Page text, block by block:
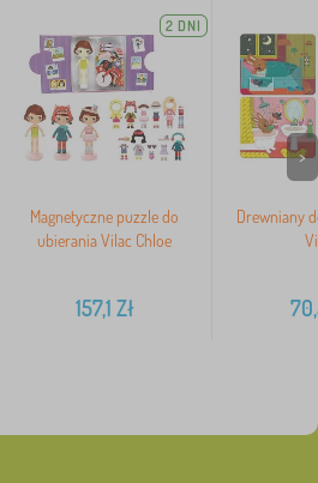
2 DNI
Magnetyczne puzzle do
ubierania Vilac Chloe
157,1 Zł
Drewniany
>